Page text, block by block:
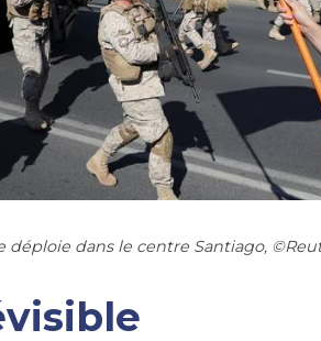
déploie dans le centre Santiago,